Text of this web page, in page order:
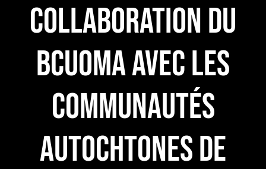
Membres
Pourquoi
UOMA ?
Actualités
English
Collaboration du
BCUOMA avec les
communautés
autochtones de